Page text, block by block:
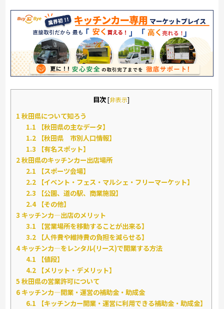
目次[非表示]
1 秋田県について知ろう
1.1 【秋田県の主なデータ】
1.2 【秋田県 市別人口情報】
1.3 【有名スポット】
2秋田県のキッチンカー出店場所
2.1 【スポーツ会場】
2.2 【イベント・フェス・マルシェ・フリーマーケット】
2.3 【公園、道の駅、商業施設】
2.4【その他】
3 キッチンカ―出店のメリット
3.1 【営業場所を移動することが出来る】
3.2 【人件費や維持費の負担を減らせる】
4キッチンカ―をレンタル(リース)で開業する方法
4.1 【値段】
4.2 【メリット・デメリット】
5 秋田県の営業許可について
6 キッチンカ―開業・運営の補助金・助成金
6.1 【キッチンカー開業・運営に利用できる補助金・助成金】